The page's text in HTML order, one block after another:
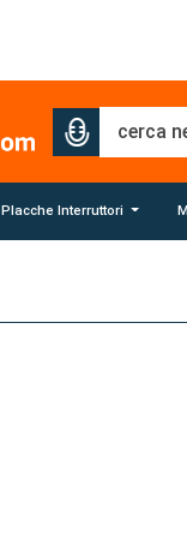
Placche Interruttori